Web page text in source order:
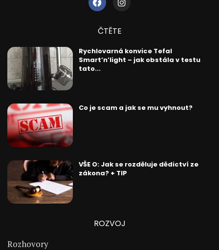
ČTĚTE
Rychlovarná konvice Tefal
Smart’n’light – jak obstála v testu
tato...
Co je scam a jak se mu vyhnout?
VŠE O: Jak se rozděluje dědictví ze
zákona? + TIP
ROZVOJ
Rozhovory